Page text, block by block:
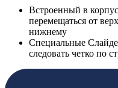
Встроенный в
перемещаться от
нижнему
Специальные
следовать четко по